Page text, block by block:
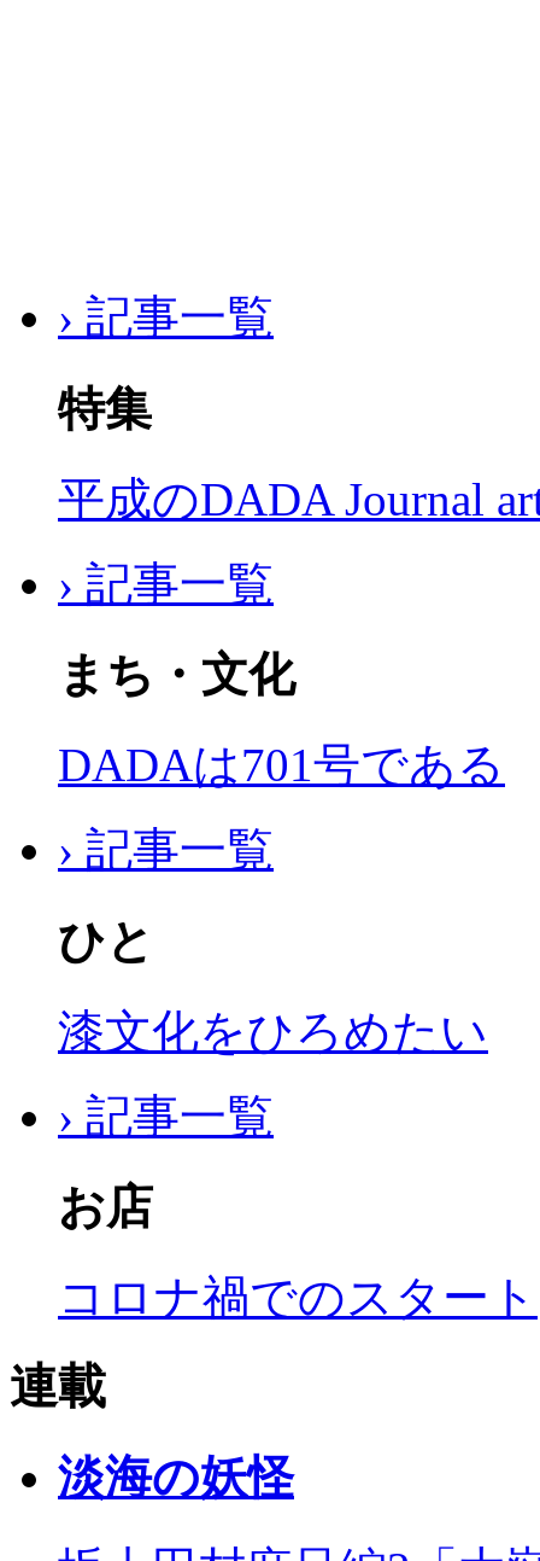
› 記事一覧
特集
平成のDADA Journal
› 記事一覧
まち・文化
DADAは701号である
› 記事一覧
ひと
漆文化をひろめたい
› 記事一覧
お店
コロナ禍でのスタート
連載
淡海の妖怪